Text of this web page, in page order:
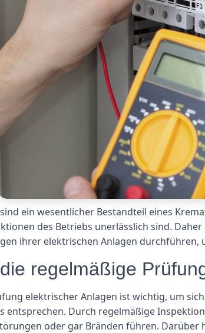
ein wesentlicher Bestandteil eines
des Betriebs unerlässlich sind.
ihrer elektrischen Anlagen durchführen,
regelmäßige
elektrischer Anlagen ist wichtig, um
entsprechen. Durch regelmäßige
oder gar Bränden führen.